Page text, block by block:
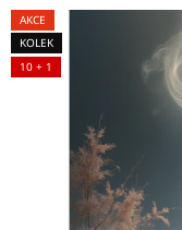
produktu
je
0,0
hvězdiček.
AKCE
KOLEK
10 + 1